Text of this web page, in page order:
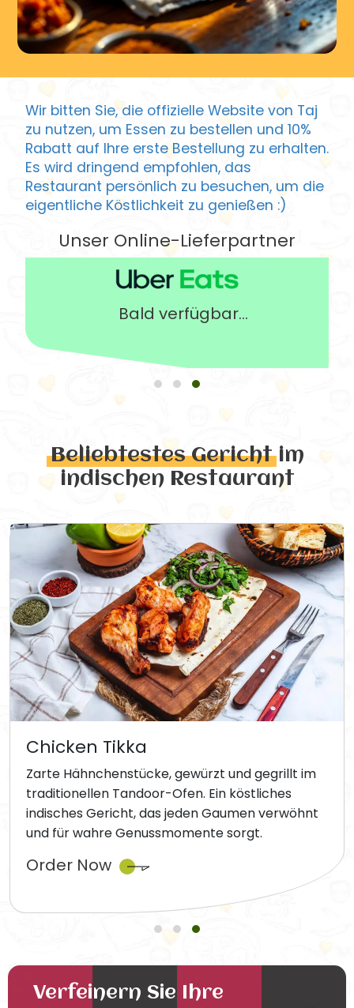
Wir bitten Sie, die offizielle Website von Taj
zu nutzen, um Essen zu bestellen und 10%
Rabatt auf Ihre erste Bestellung zu erhalten.
Es wird dringend empfohlen, das
Restaurant persönlich zu besuchen, um die
eigentliche Köstlichkeit zu genießen :)
Unser Online-Lieferpartner
Bald verfügbar...
Beliebtestes Gerichtim
indischen Restaurant
Chicken Tikka
Zarte Hähnchenstücke, gewürzt und gegrillt im
traditionellen Tandoor-Ofen. Ein köstliches
indisches Gericht, das jeden Gaumen verwöhnt
und für wahre Genussmomente sorgt.
Order Now
Verfeinern Sie Ihre